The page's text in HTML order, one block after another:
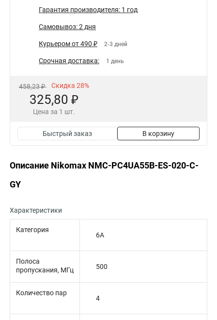
Гарантия производителя: 1 год
Самовывоз: 2 дня
Курьером от 490 ₽ 2-3 дней
Срочная доставка: 1 день
458,23 ₽ Скидка 28%
325,80 ₽
Цена за 1 шт.
Быстрый заказ В корзину
Описание Nikomax NMC-PC4UA55B-ES-020-C-
GY
Характеристики
Категория
6A
Полоса
пропускания, МГц
500
Количество пар
4